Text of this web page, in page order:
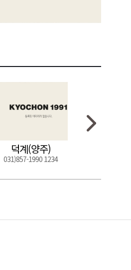
덕계(양주)
031)857-1990 1234